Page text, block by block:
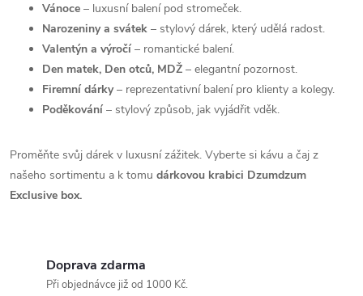
v
ý
Vánoce – luxusní balení pod stromeček.
Narozeniny a svátek – stylový dárek, který udělá radost.
Valentýn a výročí – romantické balení.
Den matek, Den otců, MDŽ – elegantní pozornost.
Firemní dárky– reprezentativní balení pro klienty a kolegy.
Poděkování – stylový způsob, jak vyjádřit vděk.
Proměňte svůj dárek v luxusní zážitek. Vyberte si kávu a čaj z
našeho sortimentu a k tomu dárkovou krabici Dzumdzum
Exclusive box.
Doprava zdarma
Při objednávce již od 1000 Kč.